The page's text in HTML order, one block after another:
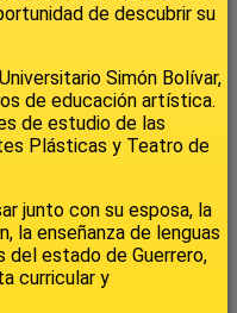
de descubrir su
Simón Bolívar,
de educación artística.
de estudio de las
Plásticas y Teatro de
junto con su esposa, la
la enseñanza de lenguas
del estado de Guerrero,
curricular y